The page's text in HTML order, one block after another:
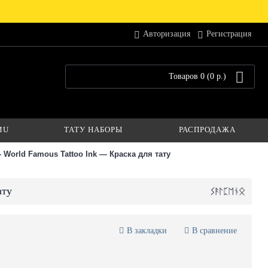
Авторизация Регистрация
Товаров 0 (0 р.)
ТАТУ НАБОРЫ РАСПРОДАЖА
Famous Tattoo Ink — Краска для тату
В закладки В сравнение